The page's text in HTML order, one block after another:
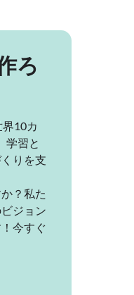
ろ
10カ
学習と
りを支
？私た
ジョン
今すぐ